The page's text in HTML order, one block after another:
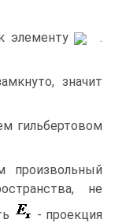
элементу
.
значит
гильбертовом
произвольный
не
- проекция